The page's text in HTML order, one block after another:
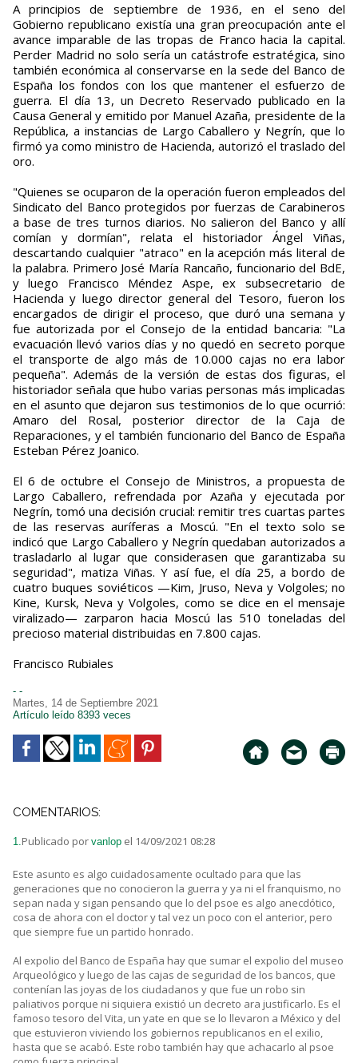
A principios de septiembre de 1936, en el seno del
Gobierno republicano existía una gran preocupación ante el
avance imparable de las tropas de Franco hacia la capital.
Perder Madrid no solo sería un catástrofe estratégica, sino
también económica al conservarse en la sede del Banco de
España los fondos con los que mantener el esfuerzo de
guerra. El día 13, un Decreto Reservado publicado en la
Causa General y emitido por Manuel Azaña, presidente de la
República, a instancias de Largo Caballero y Negrín, que lo
firmó ya como ministro de Hacienda, autorizó el traslado del
oro.
"Quienes se ocuparon de la operación fueron empleados del
Sindicato del Banco protegidos por fuerzas de Carabineros
a base de tres turnos diarios. No salieron del Banco y allí
comían y dormían", relata el historiador Ángel Viñas,
descartando cualquier "atraco" en la acepción más literal de
la palabra. Primero José María Rancaño, funcionario del BdE,
y luego Francisco Méndez Aspe, ex subsecretario de
Hacienda y luego director general del Tesoro, fueron los
encargados de dirigir el proceso, que duró una semana y
fue autorizada por el Consejo de la entidad bancaria: "La
evacuación llevó varios días y no quedó en secreto porque
el transporte de algo más de 10.000 cajas no era labor
pequeña". Además de la versión de estas dos figuras, el
historiador señala que hubo varias personas más implicadas
en el asunto que dejaron sus testimonios de lo que ocurrió:
Amaro del Rosal, posterior director de la Caja de
Reparaciones, y el también funcionario del Banco de España
Esteban Pérez Joanico.
El 6 de octubre el Consejo de Ministros, a propuesta de
Largo Caballero, refrendada por Azaña y ejecutada por
Negrín, tomó una decisión crucial: remitir tres cuartas partes
de las reservas auríferas a Moscú. "En el texto solo se
indicó que Largo Caballero y Negrín quedaban autorizados a
trasladarlo al lugar que considerasen que garantizaba su
seguridad", matiza Viñas. Y así fue, el día 25, a bordo de
cuatro buques soviéticos —Kim, Jruso, Neva y Volgoles; no
Kine, Kursk, Neva y Volgoles, como se dice en el mensaje
viralizado— zarparon hacia Moscú las 510 toneladas del
precioso material distribuidas en 7.800 cajas.
Francisco Rubiales
- -
Martes, 14 de Septiembre 2021
Artículo leído 8393 veces
COMENTARIOS:
1.Publicado por vanlop el 14/09/2021 08:28
Este asunto es algo cuidadosamente ocultado para que las
generaciones que no conocieron la guerra y ya ni el franquismo, no
sepan nada y sigan pensando que lo del psoe es algo anecdótico,
cosa de ahora con el doctor y tal vez un poco con el anterior, pero
que siempre fue un partido honrado.
Al expolio del Banco de España hay que sumar el expolio del museo
Arqueológico y luego de las cajas de seguridad de los bancos, que
contenían las joyas de los ciudadanos y que fue un robo sin
paliativos porque ni siquiera existió un decreto ara justificarlo. Es el
famoso tesoro del Vita, un yate en que se lo llevaron a México y del
que estuvieron viviendo los gobiernos republicanos en el exilio,
hasta que se acabó. Este robo también hay que achacarlo al psoe